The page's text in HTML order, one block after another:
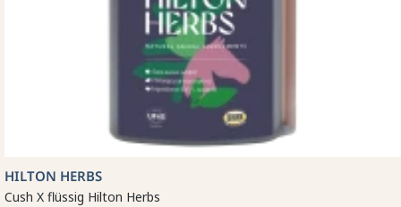
HILTON HERBS
Cush X flüssig Hilton Herbs